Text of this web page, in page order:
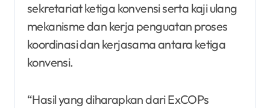
sekretariat ketiga konvensi serta kaji ulang
mekanisme dan kerja penguatan proses
koordinasi dan kerjasamaantara ketiga
konvensi.
“Hasil yang diharapkan dari ExCOPs